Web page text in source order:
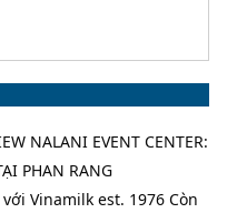
NALANI EVENT CENTER:
PHAN RANG
Vinamilk est. 1976 Còn